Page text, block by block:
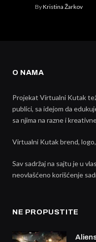
ByKristina Žarkov
O NAMA
Projekat Virtualni Kutak
publici, sa idejom da
sa njima na razne i
Virtualni Kutak brend,
Sav sadržaj na sajtu je u
neovlašćeno korišćenje
NE PROPUSTITE